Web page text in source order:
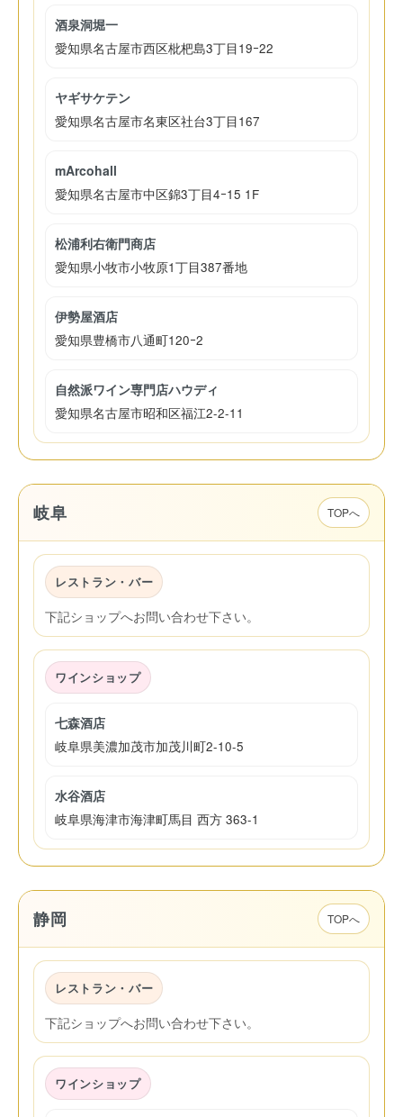
酒泉洞堀一
愛知県名古屋市西区枇杷島3丁目19ｰ22
ヤギサケテン
愛知県名古屋市名東区社台3丁目167
mArcohall
愛知県名古屋市中区錦3丁目4ｰ15 1F
松浦利右衛門商店
愛知県小牧市小牧原1丁目387番地
伊勢屋酒店
愛知県豊橋市八通町120ｰ2
自然派ワイン専門店ハウディ
愛知県名古屋市昭和区福江2-2-11
岐阜 TOPへ
レストラン・バー
下記ショップへお問い合わせ下さい。
ワインショップ
七森酒店
岐阜県美濃加茂市加茂川町2-10-5
水谷酒店
岐阜県海津市海津町馬目 西方 363-1
静岡 TOPへ
レストラン・バー
下記ショップへお問い合わせ下さい。
ワインショップ